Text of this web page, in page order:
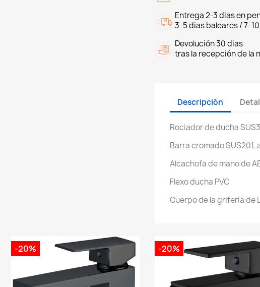
Entrega 2-3 dias en
3-5 dias baleares / 7-
Devolución 30 dias
tras la recepción de la
Descripción
Rociador de ducha
Barra cromado
Alcachofa de mano de
Flexo ducha PVC
Cuerpo de la grifería de
-20% -20%